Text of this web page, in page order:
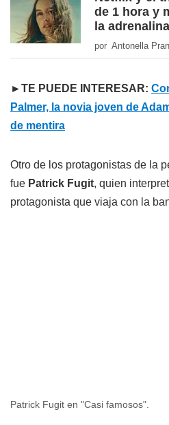
de 1 hora y
la
por Antonella
►TE PUEDE INTERESAR:
Palmer, la novia joven de
de mentira
Otro de los protagonistas de la
fue Patrick Fugit, quien
protagonista que viaja con la
Patrick Fugit en "Casi famosos".